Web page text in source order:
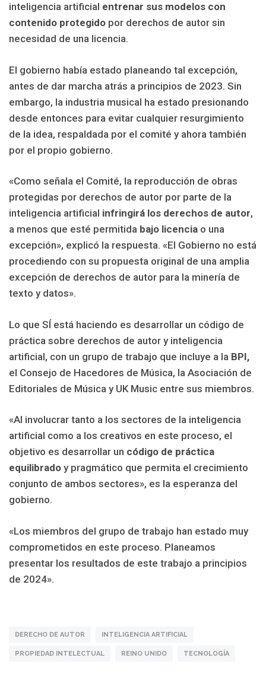
inteligencia artificial entrenar sus modelos con
contenido protegido por derechos de autor sin
necesidad de una licencia.
El gobierno había estado planeando tal excepción,
antes de dar marcha atrás a principios de 2023. Sin
embargo, la industria musical ha estado presionando
desde entonces para evitar cualquier resurgimiento
de la idea, respaldada por el comité y ahora también
por el propio gobierno.
«Como señala el Comité, la reproducción de obras
protegidas por derechos de autor por parte de la
inteligencia artificial infringirá los derechos de autor,
a menos que esté permitida bajo licencia o una
excepción», explicó la respuesta. «El Gobierno no está
procediendo con su propuesta original de una amplia
excepción de derechos de autor para la minería de
texto y datos».
Lo que SÍ está haciendo es desarrollar un código de
práctica sobre derechos de autor y inteligencia
artificial, con un grupo de trabajo que incluye a la BPI,
el Consejo de Hacedores de Música, la Asociación de
Editoriales de Música y UK Music entre sus miembros.
«Al involucrar tanto a los sectores de la inteligencia
artificial como a los creativos en este proceso, el
objetivo es desarrollar un código de práctica
equilibrado y pragmático que permita el crecimiento
conjunto de ambos sectores», es la esperanza del
gobierno.
«Los miembros del grupo de trabajo han estado muy
comprometidos en este proceso. Planeamos
presentar los resultados de este trabajo a principios
de 2024».
DERECHO DE AUTOR INTELIGENCIA ARTIFICIAL
PROPIEDAD INTELECTUAL REINO UNIDO TECNOLOGÍA